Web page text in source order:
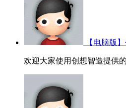
【电脑版
欢迎大家使用创想智造提供